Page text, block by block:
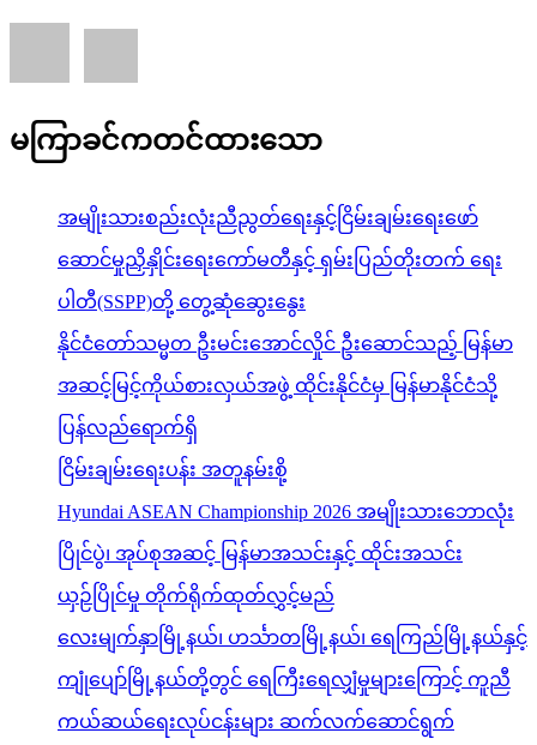
မကြာခင်ကတင်ထားသော
အမျိုးသားစည်းလုံးညီညွတ်ရေးနှင့်ငြိမ်းချမ်းရေးဖော်
ဆောင်မှုညှိနှိုင်းရေးကော်မတီနှင့် ရှမ်းပြည်တိုးတက် ရေး
ပါတီ(SSPP)တို့ တွေ့ဆုံဆွေးနွေး
နိုင်ငံတော်သမ္မတ ဦးမင်းအောင်လှိုင် ဦးဆောင်သည့် မြန်မာ
အဆင့်မြင့်ကိုယ်စားလှယ်အဖွဲ့ ထိုင်းနိုင်ငံမှ မြန်မာနိုင်ငံသို့
ပြန်လည်ရောက်ရှိ
ငြိမ်းချမ်းရေးပန်း အတူနမ်းစို့
Hyundai ASEAN Championship 2026 အမျိုးသားဘောလုံး
ပြိုင်ပွဲ၊ အုပ်စုအဆင့် မြန်မာအသင်းနှင့် ထိုင်းအသင်း
ယှဉ်ပြိုင်မှု တိုက်ရိုက်ထုတ်လွှင့်မည်
လေးမျက်နှာမြို့နယ်၊ ဟင်္သာတမြို့နယ်၊ ရေကြည်မြို့နယ်နှင့်
ကျုံပျော်မြို့နယ်တို့တွင် ရေကြီးရေလျှံမှုများကြောင့် ကူညီ
ကယ်ဆယ်ရေးလုပ်ငန်းများ ဆက်လက်ဆောင်ရွက်